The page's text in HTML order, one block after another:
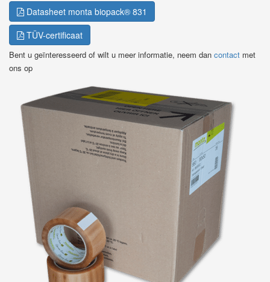
Datasheet monta biopack® 831
TÜV-certificaat
Bent u geïnteresseerd of wilt u meer informatie, neem dan contact met
ons op